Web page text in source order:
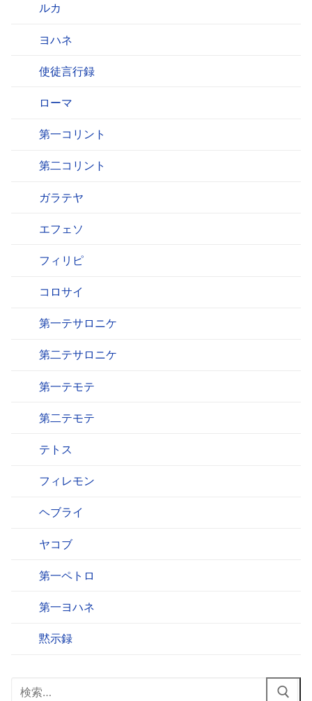
ルカ
ヨハネ
使徒言行録
ローマ
第一コリント
第二コリント
ガラテヤ
エフェソ
フィリピ
コロサイ
第一テサロニケ
第二テサロニケ
第一テモテ
第二テモテ
テトス
フィレモン
ヘブライ
ヤコブ
第一ペトロ
第一ヨハネ
黙示録